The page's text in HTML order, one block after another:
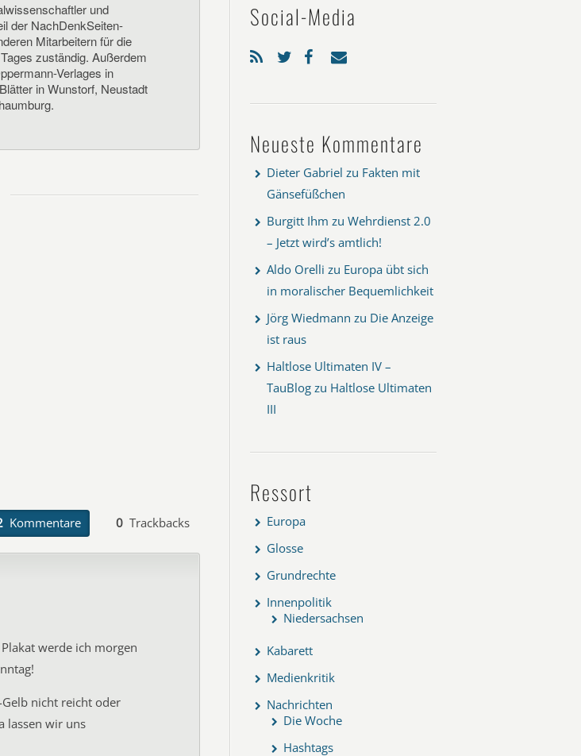
und
der NachDenkSeiten-
Mitarbeitern für die
zuständig. Außerdem
Verlages in
in Wunstorf, Neustadt
Kommentare 0 Trackbacks
werde ich morgen
nicht reicht oder
lassen wir uns
Social-Media
Neueste Kommentare
Dieter Gabriel zu Fakten mit
Gänsefüßchen
Burgitt Ihm zu Wehrdienst 2.0
– Jetzt wird’s amtlich!
Aldo Orelli zu Europa übt sich
in moralischer Bequemlichkeit
Jörg Wiedmann zu Die Anzeige
ist raus
Haltlose Ultimaten IV –
TauBlog zu Haltlose Ultimaten
III
Ressort
Europa
Glosse
Grundrechte
Innenpolitik
Niedersachsen
Kabarett
Medienkritik
Nachrichten
Die Woche
Hashtags